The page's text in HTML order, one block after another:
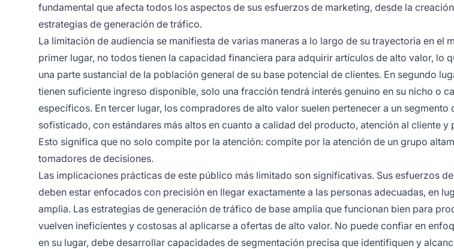
fundamental que afecta todos los aspectos de sus esfuerzos de marketing, desde la
estrategias de generación de tráfico.
La limitación de audiencia se manifiesta de varias maneras a lo largo de su trayectoria en el
primer lugar, no todos tienen la capacidad financiera para adquirir artículos de alto valor, lo
una parte sustancial de la población general de su base potencial de clientes. En segundo
tienen suficiente ingreso disponible, solo una fracción tendrá interés genuino en su nicho o
específicos. En tercer lugar, los compradores de alto valor suelen pertenecer a un segmento
sofisticado, con estándares más altos en cuanto a calidad del producto, atención al cliente y
Esto significa que no solo compite por la atención: compite por la atención de un grupo
tomadores de decisiones.
Las implicaciones prácticas de este público más limitado son significativas. Sus esfuerzos
deben estar enfocados con precisión en llegar exactamente a las personas adecuadas, en
amplia. Las estrategias de generación de tráfico de base amplia que funcionan bien para
vuelven ineficientes y costosas al aplicarse a ofertas de alto valor. No puede confiar en
en su lugar, debe desarrollar capacidades de segmentación precisa que identifiquen y